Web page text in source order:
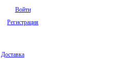
Войти
Регистрация
Доставка